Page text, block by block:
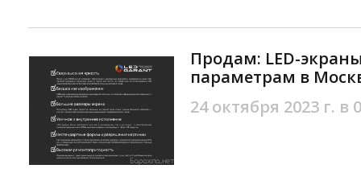
Продам: LED-
параметрам в
24 октября 2023 г. в